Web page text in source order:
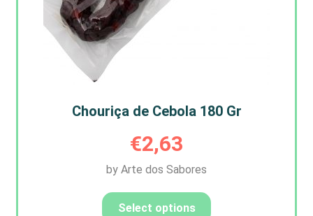
Chouriça de Cebola 180 Gr
€2,63
by Arte dos Sabores
Select options